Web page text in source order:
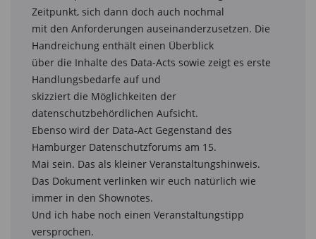
Zeitpunkt, sich dann doch auch nochmal
mit den Anforderungen auseinanderzusetzen. Die
Handreichung enthält einen Überblick
über die Inhalte des Data-Acts sowie zeigt es erste
Handlungsbedarfe auf und
skizziert die Möglichkeiten der
datenschutzbehördlichen Aufsicht.
Ebenso wird der Data-Act Gegenstand des
Hamburger Datenschutzforums am 15.
Mai sein. Das als kleiner Veranstaltungshinweis.
Das Dokument verlinken wir euch natürlich wie
immer in den Shownotes.
Und ich habe noch einen Veranstaltungstipp
versprochen.